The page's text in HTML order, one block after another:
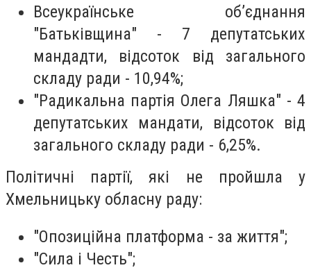
Всеукраїнське об’єднання
"Батьківщина" - 7 депутатських
мандадти, відсоток від загального
складу ради - 10,94%;
"Радикальна партія Олега Ляшка" - 4
депутатських мандати, відсоток від
загального складу ради - 6,25%.
Політичні партії, які не пройшла у
Хмельницьку обласну раду:
"Опозиційна платформа - за життя";
"Сила і Честь";